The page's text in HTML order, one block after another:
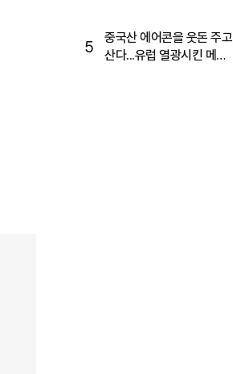
5
중국산 에어콘을 웃돈 주고
산다...유럽 열광시킨 메이